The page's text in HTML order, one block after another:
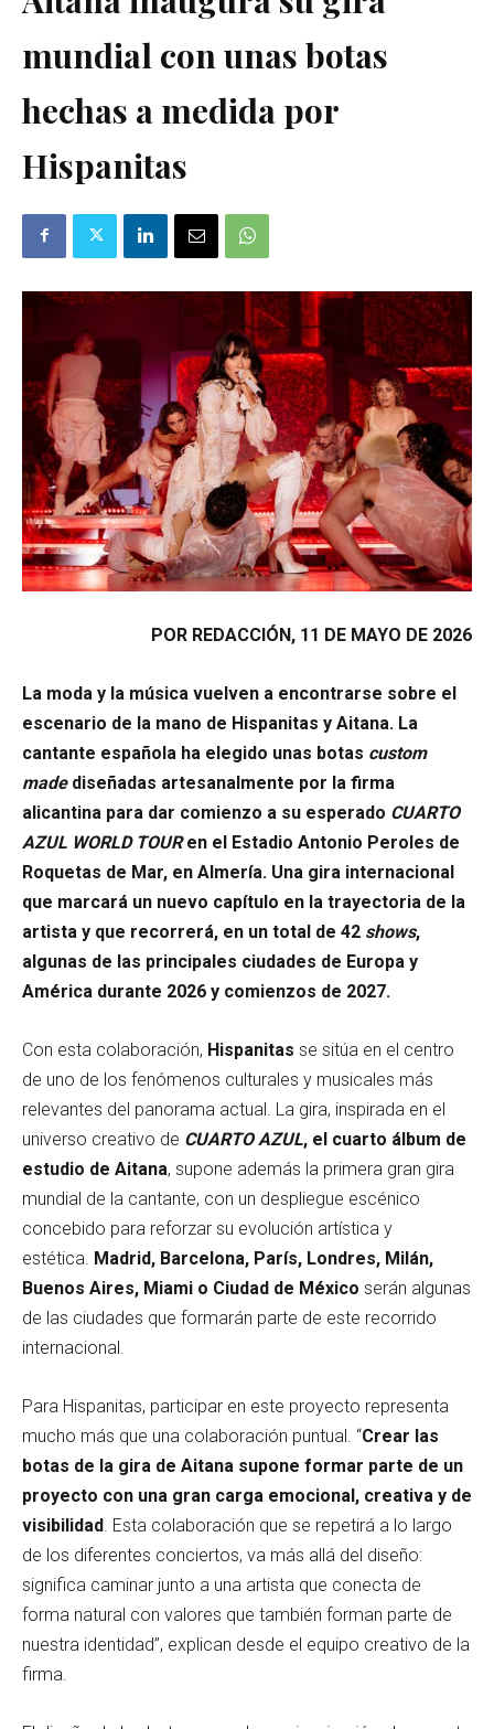
mundial con unas botas
hechas a medida por
Hispanitas
POR REDACCIÓN, 11 DE MAYO DE 2026
La moda y la música vuelven a encontrarse sobre el
escenario de la mano de Hispanitas y Aitana. La
cantante española ha elegido unas botas custom
madediseñadas artesanalmente por la firma
alicantina para dar comienzo a su esperado CUARTO
AZUL WORLD TOURen el Estadio Antonio Peroles de
Roquetas de Mar, en Almería. Una gira internacional
que marcará un nuevo capítulo en la trayectoria de la
artista y que recorrerá, en un total de 42 shows,
algunas de las principales ciudades de Europa y
América durante 2026 y comienzos de 2027.
Con esta colaboración, Hispanitas se sitúa en el centro
de uno de los fenómenos culturales y musicales más
relevantes del panorama actual. La gira, inspirada en el
universo creativo de CUARTO AZUL, el cuarto álbum de
estudio de Aitana, supone además la primera gran gira
mundial de la cantante, con un despliegue escénico
concebido para reforzar su evolución artística y
estética. Madrid, Barcelona, París, Londres, Milán,
Buenos Aires, Miami o Ciudad de México serán algunas
de las ciudades que formarán parte de este recorrido
internacional.
Para Hispanitas, participar en este proyecto representa
mucho más que una colaboración puntual. “Crear las
botas de la gira de Aitana supone formar parte de un
proyecto con una gran carga emocional, creativa y de
visibilidad . Esta colaboración que se repetirá a lo largo
de los diferentes conciertos, va más allá del diseño:
significa caminar junto a una artista que conecta de
forma natural con valores que también forman parte de
nuestra identidad”, explican desde el equipo creativo de la
firma.